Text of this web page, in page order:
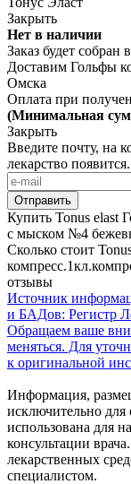
Закрыть
Нет в наличии
Заказ будет собран
Доставим Гольфы
Омска
Оплата при
(Минимальная
Закрыть
Введите почту, на
лекарство появится.
Купить Tonus elast
с мыском №4
Сколько стоит
отзывы
Источник
и БАДов: Регистр
Обращаем ваше
меняться. Для
к оригинальной
Информация,
исключительно
использована для
консультации
лекарственных
специалистом.